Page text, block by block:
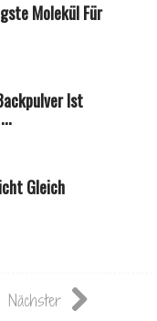
Molekül Für
Ist
Gleich
Nächster